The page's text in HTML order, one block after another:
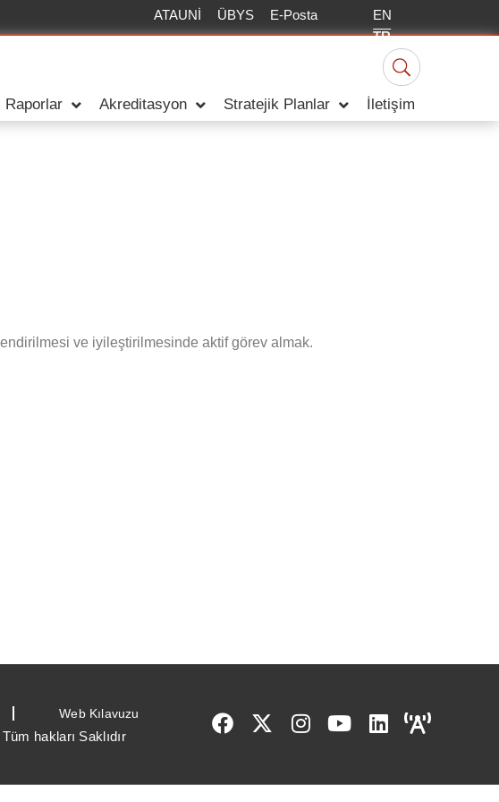
ATAUNİ ÜBYS E-Posta
EN
TR
Raporlar Akreditasyon Stratejik Planlar İletişim
ve iyileştirilmesinde aktif görev almak.
Web Kılavuzu
hakları Saklıdır